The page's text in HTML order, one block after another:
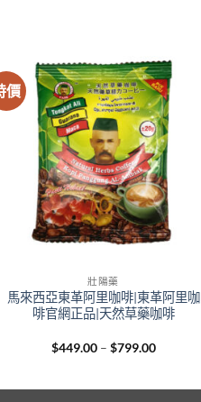
價
壯陽藥
馬來西亞東革阿里咖啡|東革阿里咖
啡官網正品|天然草藥咖啡
$449.00 – $799.00Price